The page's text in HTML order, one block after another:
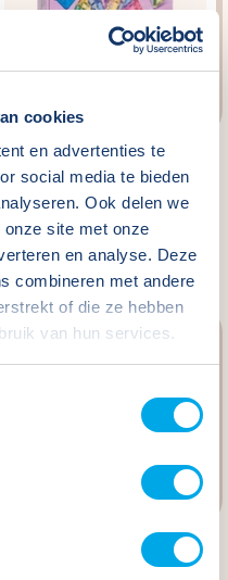
cookies
en advertenties te
social media te bieden
Ook delen we
site met onze
en analyse. Deze
combineren met andere
of die ze hebben
van hun services.
Pastel - 100
Coblo Pastel Base